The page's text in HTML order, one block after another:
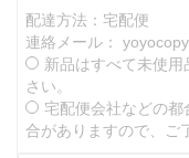
配達方法：宅配便
連絡メール：
新品はすべて未使
さい。
宅配便会社などの
合がありますので、ご